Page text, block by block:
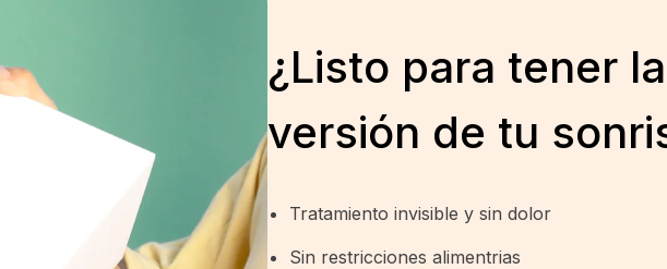
¿Listo para tener
versión de tu
Tratamiento invisible y sin dolor
Sin restricciones alimentrias